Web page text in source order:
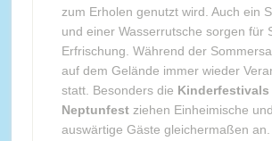
zum Erholen genutzt wird. Auch ein
und einer Wasserrutsche sorgen für
Erfrischung. Während der
auf dem Gelände immer wieder
statt. Besonders die Kinderfestivals
Neptunfestziehen Einheimische und
auswärtige Gäste gleichermaßen